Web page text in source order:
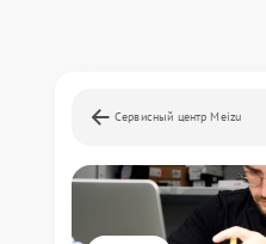
Сервисный центр Meizu